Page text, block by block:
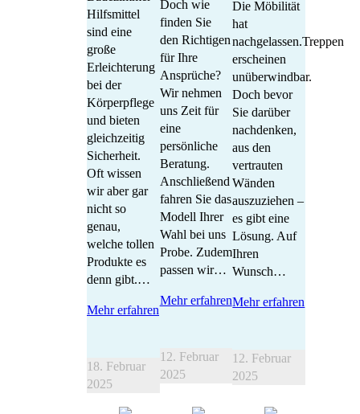
Hilfsmittel
sind eine
große
Erleichterung
bei der
Körperpflege
und bieten
gleichzeitig
Sicherheit.
Oft wissen
wir aber gar
nicht so
genau,
welche tollen
Produkte es
denn gibt.…
Mehr erfahren
18. Februar
2025
Doch wie
finden Sie
den Richtigen
für Ihre
Ansprüche?
Wir nehmen
uns Zeit für
eine
persönliche
Beratung.
Anschließend
fahren Sie das
Modell Ihrer
Wahl bei uns
Probe. Zudem
passen wir…
Mehr erfahren
12. Februar
2025
Die Möbilität
hat
nachgelassen.Treppen
erscheinen
unüberwindbar.
Doch bevor
Sie darüber
nachdenken,
aus den
vertrauten
Wänden
auszuziehen –
es gibt eine
Lösung. Auf
Ihren
Wunsch…
Mehr erfahren
12. Februar
2025